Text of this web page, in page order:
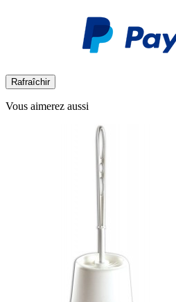
Vous aimerez aussi